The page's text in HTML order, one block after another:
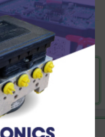
17 Gennaio 2013